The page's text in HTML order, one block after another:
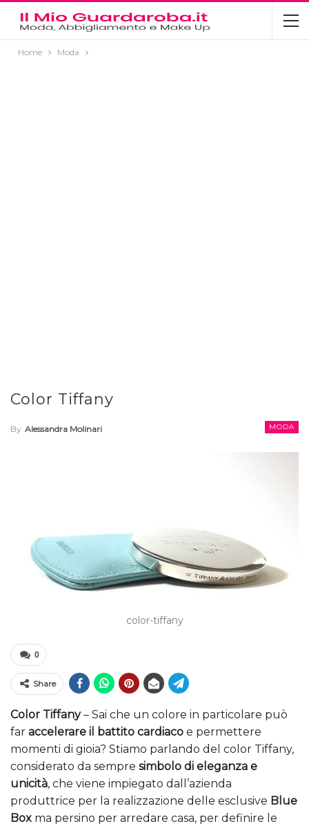
Home Moda
Color Tiffany
MODA
By Alessandra Molinari
color-tiffany
0
Share
Color Tiffany– Sai che un colore in particolare può
far accelerare il battito cardiaco e permettere
momenti di gioia? Stiamo parlando del color Tiffany,
considerato da sempre simbolo di eleganza e
unicità, che viene impiegato dall’azienda
produttrice per la realizzazione delle esclusive Blue
Box ma persino per arredare casa, per definire le